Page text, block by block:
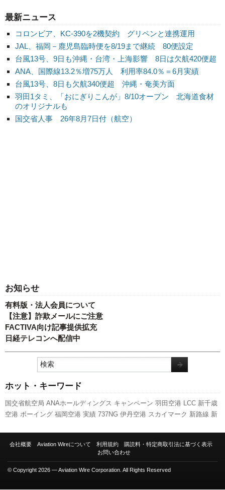
最新ニュース
コロンビア、KC-390を2機契約 グリペンと連携運用
JAL、福岡－鹿児島臨時便を8/19まで継続 80便設定
台風13号、9日も沖縄・台湾・上海影響 8日は欠航420便超
ANA、国際線13.2％増75万人 利用率84.0％＝6月実績
台風13号、8日も欠航340便超 沖縄・奄美方面
羽田1タミ、「おにぎりこんが」8/10オープン 北海道食材
のオリジナルも
国交省人事 26年8月7日付（航空）
お知らせ
有料版・法人会員について
【注意】詐欺メールにご注意
FACTIVA向け記事提供拡充
日経テレコンへ配信中
ホット・キーワード
国交省航空局 ANAホールディングス キャンペーン 羽田空港 LCC 新千歳
空港 ボーイング 福岡空港 実績 737NG 伊丹空港 スカイマーク 新路線 新
ション A320 セントレア 777 関西空港 利用実績 人事 787 国交省 航空貨
会社概要 Aviation Wireについて 利用規約
購読料・特定商取引法に基づく表示
お問い合わせ
© Copyright 2026 — Aviation Wire Corporation. All Rights Reserved